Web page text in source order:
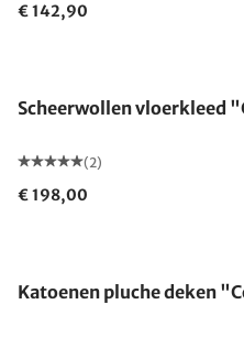
€ 142,90
Scheerwollen vloerkleed
(2)
€ 198,00
Katoenen pluche deken